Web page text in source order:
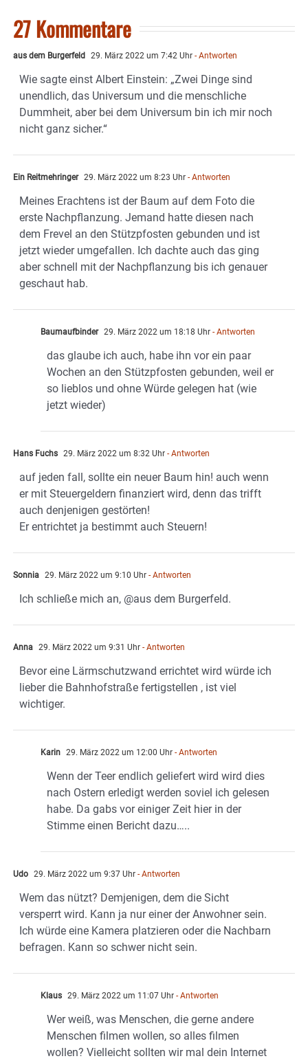
27 Kommentare
aus dem Burgerfeld 29. März 2022 um 7:42 Uhr - Antworten
Wie sagte einst Albert Einstein: „Zwei Dinge sind
unendlich, das Universum und die menschliche
Dummheit, aber bei dem Universum bin ich mir noch
nicht ganz sicher.“
Ein Reitmehringer 29. März 2022 um 8:23 Uhr - Antworten
Meines Erachtens ist der Baum auf dem Foto die
erste Nachpflanzung. Jemand hatte diesen nach
dem Frevel an den Stützpfosten gebunden und ist
jetzt wieder umgefallen. Ich dachte auch das ging
aber schnell mit der Nachpflanzung bis ich genauer
geschaut hab.
Baumaufbinder 29. März 2022 um 18:18 Uhr - Antworten
das glaube ich auch, habe ihn vor ein paar
Wochen an den Stützpfosten gebunden, weil er
so lieblos und ohne Würde gelegen hat (wie
jetzt wieder)
Hans Fuchs 29. März 2022 um 8:32 Uhr - Antworten
auf jeden fall, sollte ein neuer Baum hin! auch wenn
er mit Steuergeldern finanziert wird, denn das trifft
auch denjenigen gestörten!
Er entrichtet ja bestimmt auch Steuern!
Sonnia 29. März 2022 um 9:10 Uhr - Antworten
Ich schließe mich an, @aus dem Burgerfeld.
Anna 29. März 2022 um 9:31 Uhr - Antworten
Bevor eine Lärmschutzwand errichtet wird würde ich
lieber die Bahnhofstraße fertigstellen , ist viel
wichtiger.
Karin 29. März 2022 um 12:00 Uhr - Antworten
Wenn der Teer endlich geliefert wird wird dies
nach Ostern erledigt werden soviel ich gelesen
habe. Da gabs vor einiger Zeit hier in der
Stimme einen Bericht dazu…..
Udo 29. März 2022 um 9:37 Uhr - Antworten
Wem das nützt? Demjenigen, dem die Sicht
versperrt wird. Kann ja nur einer der Anwohner sein.
Ich würde eine Kamera platzieren oder die Nachbarn
befragen. Kann so schwer nicht sein.
Klaus 29. März 2022 um 11:07 Uhr - Antworten
Wer weiß, was Menschen, die gerne andere
Menschen filmen wollen, so alles filmen
wollen? Vielleicht sollten wir mal dein Internet